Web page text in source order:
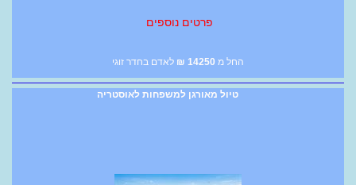
פרטים נוספים
החל מ 14250
₪ לאדם בחדר זוגי
טיול מאורגן למשפחות לאוסטריה